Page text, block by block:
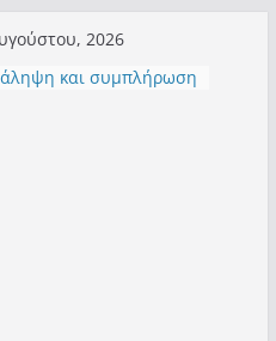
2026
– επιτυχίες που